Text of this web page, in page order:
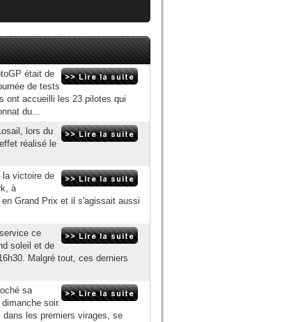
était de
de tests
ont accueilli les 23 pilotes qui
du...
lors du
réalisé le
la victoire de
à
Grand Prix et il s'agissait aussi
ce
soleil et de
Malgré tout, ces derniers
sa
soir.
les premiers virages, se